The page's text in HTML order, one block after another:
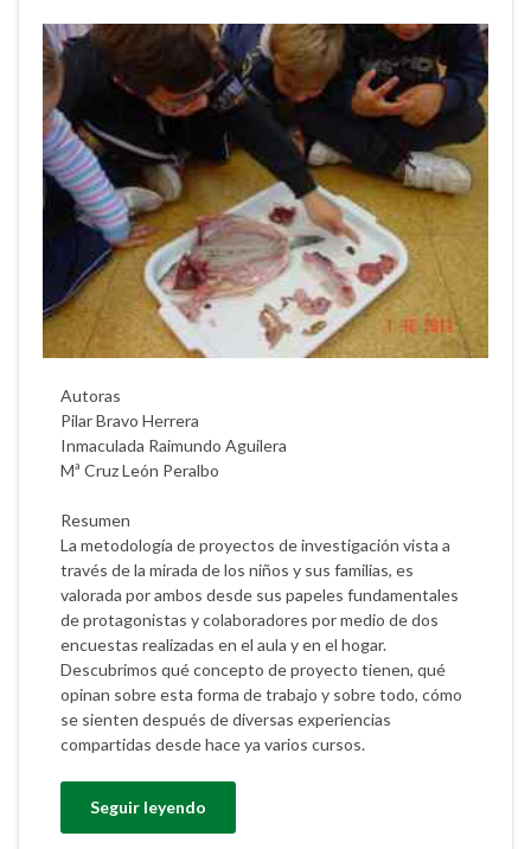
Autoras
Pilar Bravo Herrera
Inmaculada Raimundo Aguilera
Mª Cruz León Peralbo
Resumen
La metodología de proyectos de investigación vista a
través de la mirada de los niños y sus familias, es
valorada por ambos desde sus papeles fundamentales
de protagonistas y colaboradores por medio de dos
encuestas realizadas en el aula y en el hogar.
Descubrimos qué concepto de proyecto tienen, qué
opinan sobre esta forma de trabajo y sobre todo, cómo
se sienten después de diversas experiencias
compartidas desde hace ya varios cursos.
Seguir leyendo